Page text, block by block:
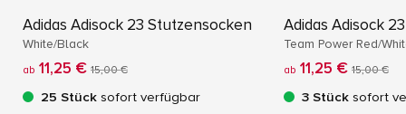
Adidas Adisock 23 Stutzensocken
White/Black
ab 11,25 € 15,00 €
25 Stück sofort verfügbar
Adidas Adisock
Team Power Red/
ab 11,25 € 15,00 €
3 Stück sofort